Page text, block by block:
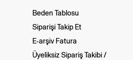
Beden Tablosu
Siparişi Takip Et
E-arşiv Fatura
Üyeliksiz Sipariş Takibi /